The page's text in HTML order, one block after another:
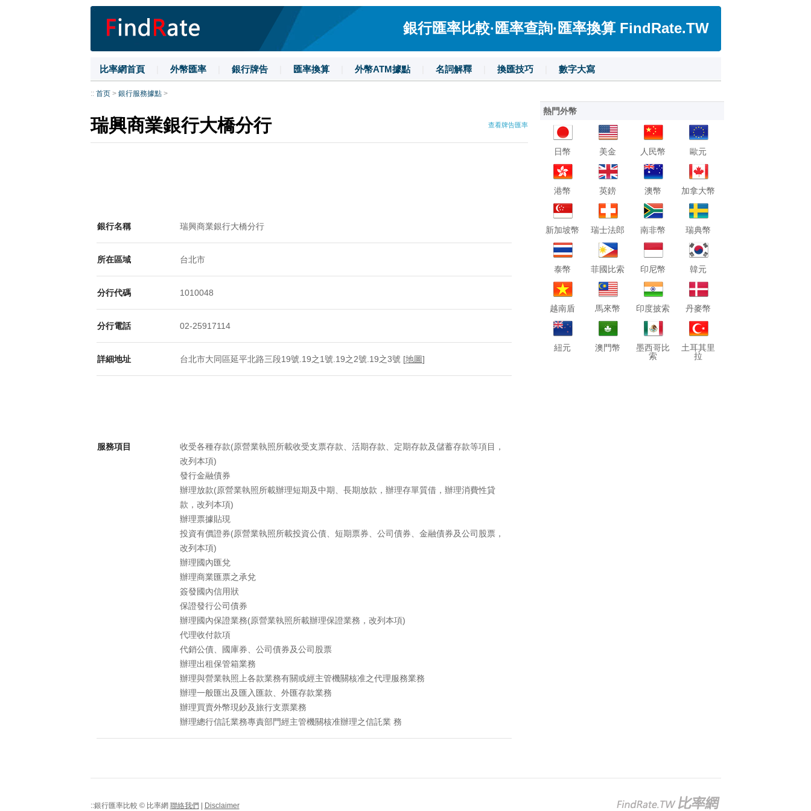
銀行匯率比較·匯率查詢·匯率換算 FindRate.TW
比率網首頁 外幣匯率 銀行牌告 匯率換算 外幣ATM據點 名詞解釋 換匯技巧 數字大寫
:: 首页> 銀行服務據點>
瑞興商業銀行大橋分行 查看牌告匯率
銀行名稱 瑞興商業銀行大橋分行
所在區域 台北市
分行代碼 1010048
分行電話 02-25917114
詳細地址 台北市大同區延平北路三段19號.19之1號.19之2號.19之3號 [地圖]
服務項目
收受各種存款(原營業執照所載收受支票存款、活期存款、定期存款及儲蓄存款等項目，
改列本項)
發行金融債券
辦理放款(原營業執照所載辦理短期及中期、長期放款，辦理存單質借，辦理消費性貸
款，改列本項)
辦理票據貼現
投資有價證券(原營業執照所載投資公債、短期票券、公司債券、金融債券及公司股票，
改列本項)
辦理國內匯兌
辦理商業匯票之承兌
簽發國內信用狀
保證發行公司債券
辦理國內保證業務(原營業執照所載辦理保證業務，改列本項)
代理收付款項
代銷公債、國庫券、公司債券及公司股票
辦理出租保管箱業務
辦理與營業執照上各款業務有關或經主管機關核准之代理服務業務
辦理一般匯出及匯入匯款、外匯存款業務
辦理買賣外幣現鈔及旅行支票業務
辦理總行信託業務專責部門經主管機關核准辦理之信託業 務
熱門外幣
日幣 美金 人民幣 歐元
港幣 英鎊 澳幣 加拿大幣
新加坡幣 瑞士法郎 南非幣 瑞典幣
泰幣 菲國比索 印尼幣 韓元
越南盾 馬來幣 印度披索 丹麥幣
紐元 澳門幣
墨西哥比
索
土耳其里
拉
::銀行匯率比較 © 比率網 聯絡我們 Disclaimer